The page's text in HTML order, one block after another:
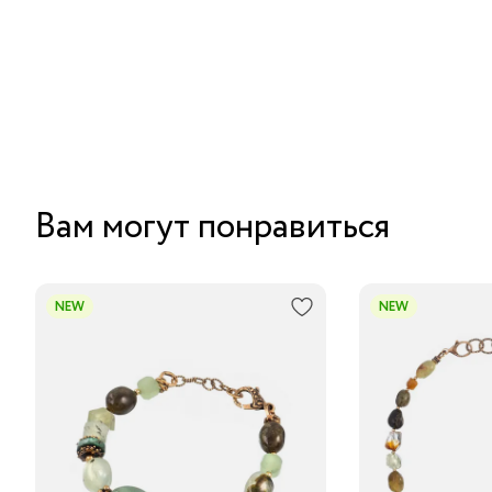
Вам могут понравиться
NEW NEW